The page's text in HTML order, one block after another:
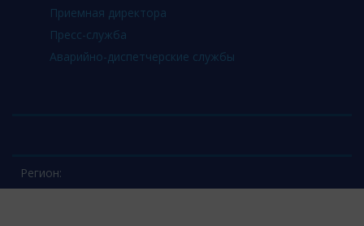
Приемная директора
Пресс-служба
Аварийно-диспетчерские службы
Регион: